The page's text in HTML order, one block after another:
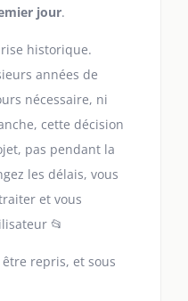
jour.
historique.
années de
nécessaire, ni
cette décision
pas pendant la
les délais, vous
et vous
📂
repris, et sous